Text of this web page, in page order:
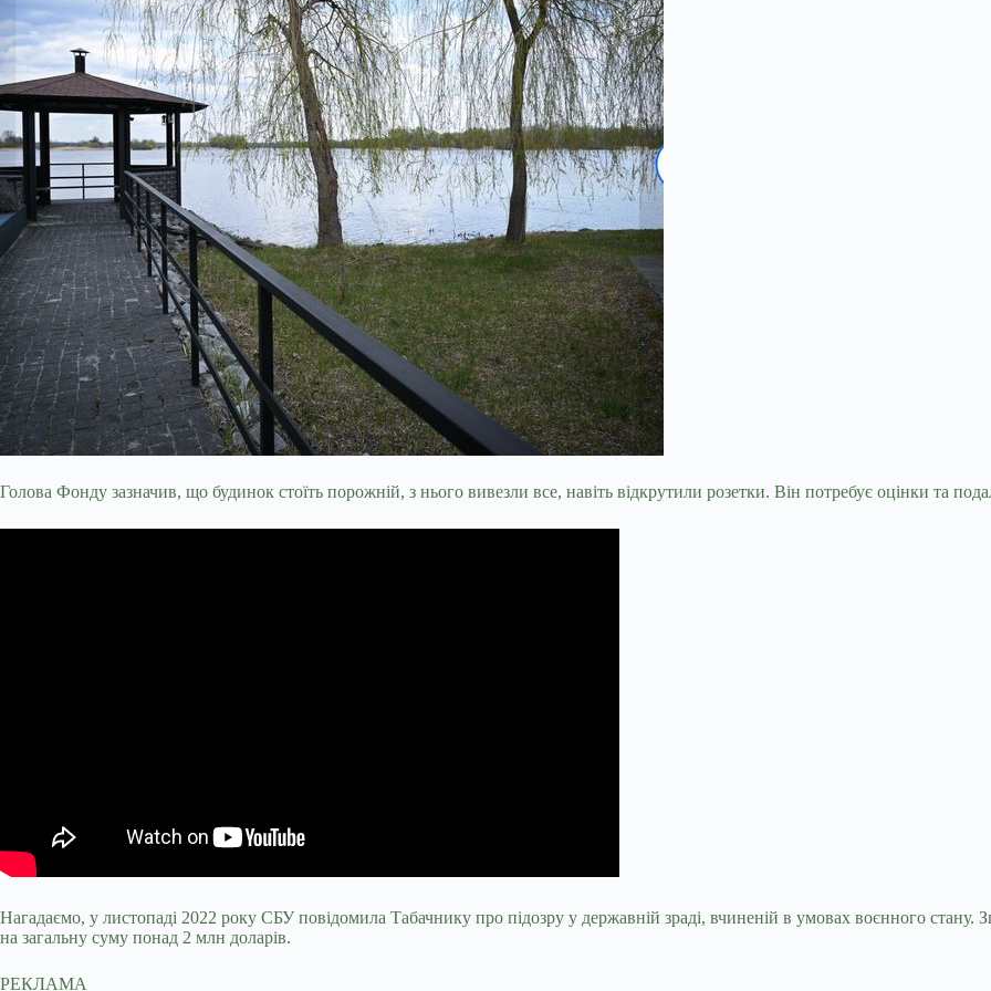
Голова Фонду зазначив, що будинок стоїть порожній, з нього вивезли все, навіть відкрутили розетки. Він потребує оцінки та
Нагадаємо, у листопаді 2022 року СБУ повідомила Табачнику про підозру у державній зраді, вчиненій в умовах воєнного
на загальну суму понад 2 млн доларів.
РЕКЛАМА